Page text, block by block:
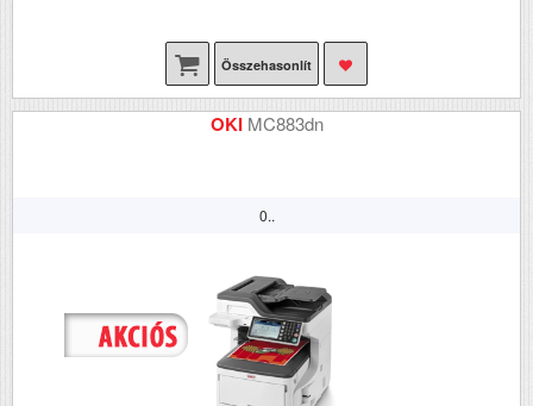
Összehasonlít
OKI MC883dn
0..